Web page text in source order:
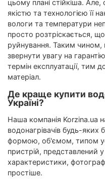
цьому плані стійкіша. Але,
якістю та технологією її
вологи та температури
просто розтріскається,
руйнування. Таким чином,
звернути увагу на
термін експлуатації, тим
матеріал.
Де краще купити
Україні?
Наша компанія Korzina.ua
водонагрівачів будь-яких
формою, об'ємом, типом
пристрій, представлений
характеристики,
простіше.